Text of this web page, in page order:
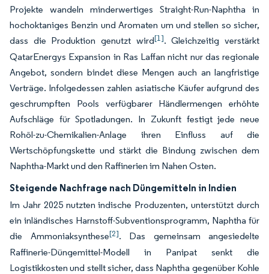
Projekte wandeln minderwertiges Straight-Run-Naphtha in
hochoktaniges Benzin und Aromaten um und stellen so sicher,
dass die Produktion genutzt wird[1]. Gleichzeitig verstärkt
QatarEnergys Expansion in Ras Laffan nicht nur das regionale
Angebot, sondern bindet diese Mengen auch an langfristige
Verträge. Infolgedessen zahlen asiatische Käufer aufgrund des
geschrumpften Pools verfügbarer Händlermengen erhöhte
Aufschläge für Spotladungen. In Zukunft festigt jede neue
Rohöl-zu-Chemikalien-Anlage ihren Einfluss auf die
Wertschöpfungskette und stärkt die Bindung zwischen dem
Naphtha-Markt und den Raffinerien im Nahen Osten.
Steigende Nachfrage nach Düngemitteln in Indien
Im Jahr 2025 nutzten indische Produzenten, unterstützt durch
ein inländisches Harnstoff-Subventionsprogramm, Naphtha für
die Ammoniaksynthese[2]. Das gemeinsam angesiedelte
Raffinerie-Düngemittel-Modell in Panipat senkt die
Logistikkosten und stellt sicher, dass Naphtha gegenüber Kohle